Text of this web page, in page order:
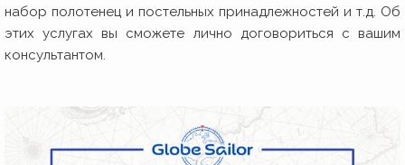
набор полотенец и постельных принадлежностей и т.д. Об
этих услугах вы сможете лично договориться с вашим
консультантом.